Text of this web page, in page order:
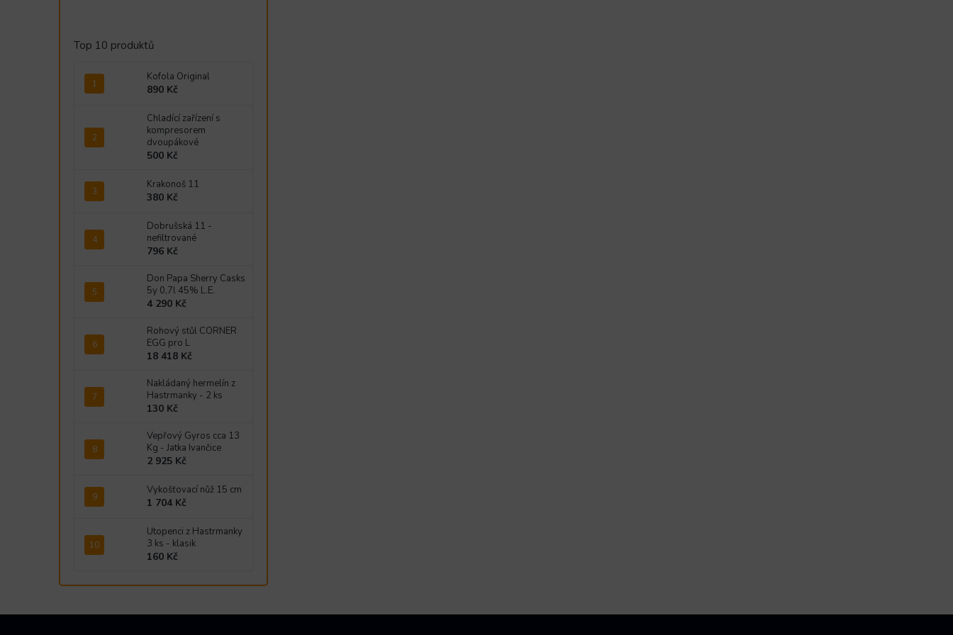
Top 10 produktů
Kofola Original
890 Kč
Chladící zařízení s
kompresorem
dvoupákové
500 Kč
Krakonoš 11
380 Kč
Dobrušská 11 -
nefiltrované
796 Kč
Don Papa Sherry Casks
5y 0,7l 45% L.E.
4 290 Kč
Rohový stůl CORNER
EGG pro L
18 418 Kč
Nakládaný hermelín z
Hastrmanky - 2 ks
130 Kč
Vepřový Gyros cca 13
Kg - Jatka Ivančice
2 925 Kč
Vykošťovací nůž 15 cm
1 704 Kč
Utopenci z Hastrmanky
3 ks - klasik
160 Kč